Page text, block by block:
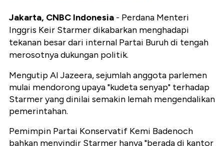
Jakarta, CNBC Indonesia - Perdana Menteri
Inggris Keir Starmer dikabarkan menghadapi
tekanan besar dari internal Partai Buruh di tengah
merosotnya dukungan politik.
Mengutip Al Jazeera, sejumlah anggota parlemen
mulai mendorong upaya "kudeta senyap" terhadap
Starmer yang dinilai semakin lemah mengendalikan
pemerintahan.
Pemimpin Partai Konservatif Kemi Badenoch
bahkan menyindir Starmer hanya "berada di kantor